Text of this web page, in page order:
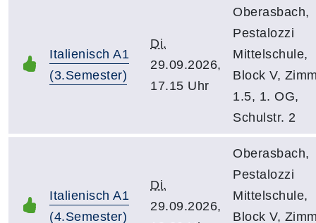
Italienisch A1
(3.Semester)
Di.
29.09.2026,
17.15 Uhr
Oberasbach,
Pestalozzi
Mittelschule,
Block V,
1.5, 1. OG,
Schulstr. 2
Italienisch A1
(4.Semester)
Di.
29.09.2026,
Oberasbach,
Pestalozzi
Mittelschule,
Block V,